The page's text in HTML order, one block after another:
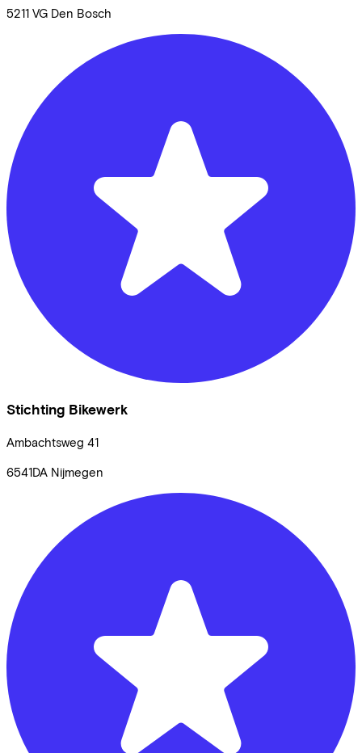
5211 VG Den Bosch
Stichting Bikewerk
Ambachtsweg 41
6541DA Nijmegen